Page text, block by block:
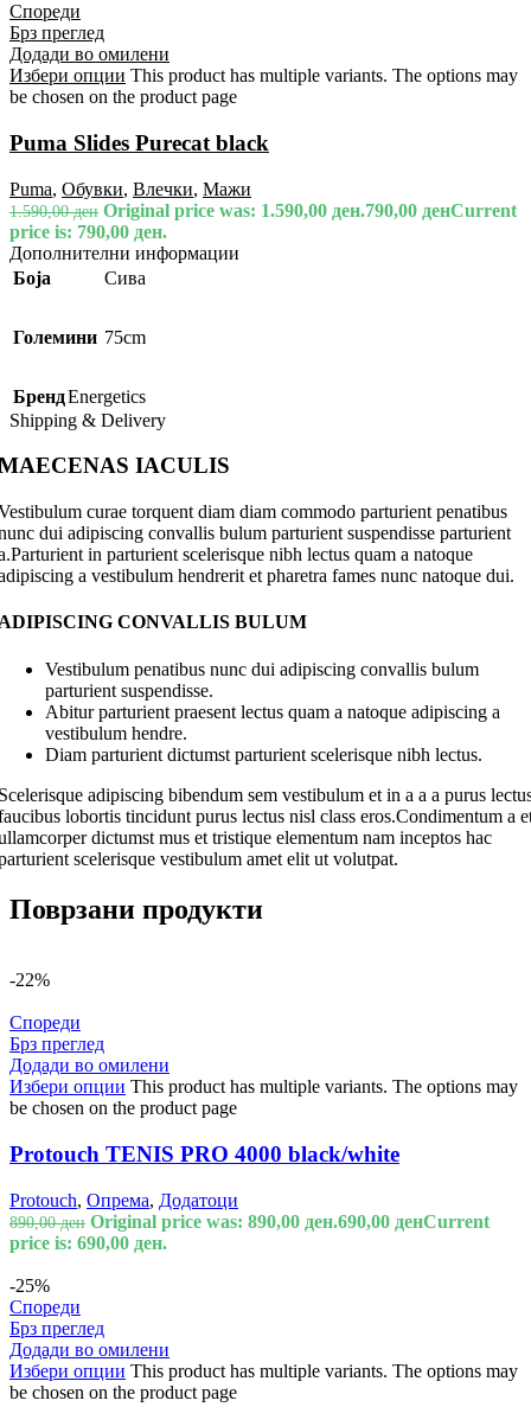
Спореди
Брз преглед
Додади во омилени
Избери опции This product has multiple variants. The options may
be chosen on the product page
Puma Slides Purecat black
Puma, Обувки, Влечки, Мажи
1.590,00ден Original price was: 1.590,00 ден.790,00 денCurrent
price is: 790,00 ден.
Дополнителни информации
Боја
Сива
Големини 75cm
БрендEnergetics
Shipping & Delivery
IACULIS
curae torquent diam diam commodo parturient penatibus
dui adipiscing convallis bulum parturient suspendisse parturient
in parturient scelerisque nibh lectus quam a natoque
a vestibulum hendrerit et pharetra fames nunc natoque dui.
CONVALLIS BULUM
Vestibulum penatibus nunc dui adipiscing convallis bulum
parturient suspendisse.
Abitur parturient praesent lectus quam a natoque adipiscing a
vestibulum hendre.
Diam parturient dictumst parturient scelerisque nibh lectus.
adipiscing bibendum sem vestibulum et in a a a purus
lobortis tincidunt purus lectus nisl class eros.Condimentum a
dictumst mus et tristique elementum nam inceptos hac
scelerisque vestibulum amet elit ut volutpat.
Поврзани продукти
-22%
Спореди
Брз преглед
Додади во омилени
Избери опции This product has multiple variants. The options may
be chosen on the product page
Protouch TENIS PRO 4000 black/white
Protouch, Опрема, Додатоци
890,00ден Original price was: 890,00 ден.690,00 денCurrent
price is: 690,00 ден.
-25%
Спореди
Брз преглед
Додади во омилени
Избери опции This product has multiple variants. The options may
be chosen on the product page